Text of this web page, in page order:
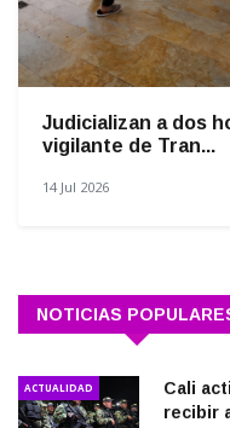
Judicializan a dos
vigilante de Tran...
14 Jul 2026
NOTICIAS
ACTUALIDAD
Cali
recibir